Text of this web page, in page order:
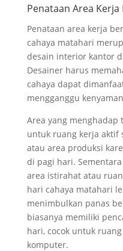
Penataan Area
Penataan area kerja
cahaya matahari
desain interior kantor
Desainer harus
cahaya dapat
mengganggu
Area yang
untuk ruang kerja aktif
atau area produksi
di pagi hari.
area istirahat atau
hari cahaya matahari
menimbulkan panas
biasanya memiliki
hari, cocok untuk
komputer.